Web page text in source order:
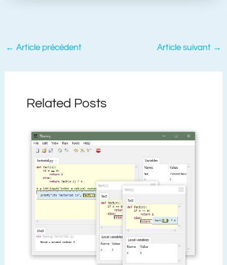
← Article précédent Article suivant →
Related Posts